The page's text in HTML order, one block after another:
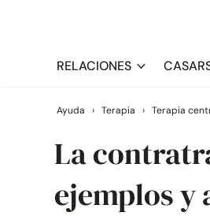
RELACIONES
Ayuda › Terapia › Terapia
La
ejemplos